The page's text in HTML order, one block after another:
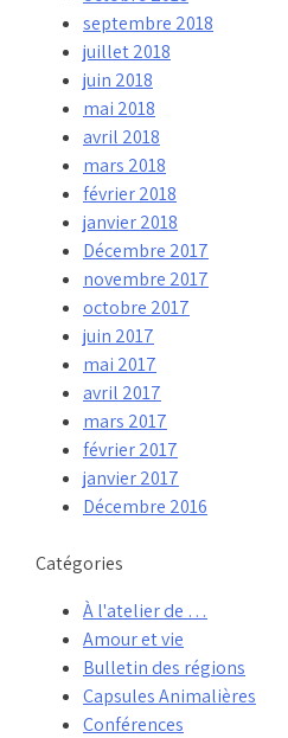
septembre 2018
juillet 2018
juin 2018
mai 2018
avril 2018
mars 2018
février 2018
janvier 2018
Décembre 2017
novembre 2017
octobre 2017
juin 2017
mai 2017
avril 2017
mars 2017
février 2017
janvier 2017
Décembre 2016
Catégories
À l'atelier de …
Amour et vie
Bulletin des régions
Capsules Animalières
Conférences